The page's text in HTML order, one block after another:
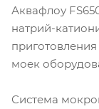
Аквафлоу
натрий-
моек
Система